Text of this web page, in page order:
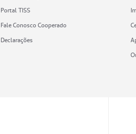
Portal TISS
Fale Conosco Cooperado
Declarações